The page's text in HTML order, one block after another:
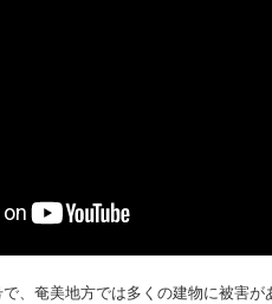
、奄美地方では多くの建物に被害が